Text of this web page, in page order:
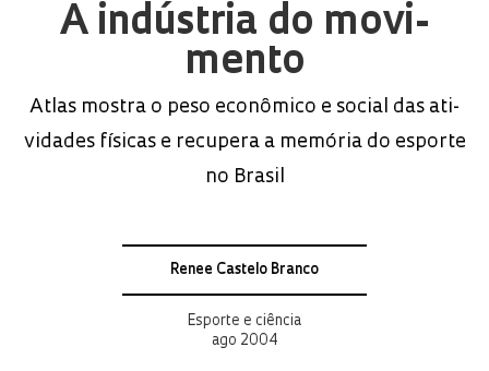
A in­dús­tria do mo­vi­
men­to
Atlas mos­tra o peso eco­nô­mi­co e so­ci­al das ati­
vi­da­des fí­si­cas e re­cu­pe­ra a me­mó­ria do es­por­te
no Bra­sil
Renee Castelo Branco
Esporte e ciência
ago 2004